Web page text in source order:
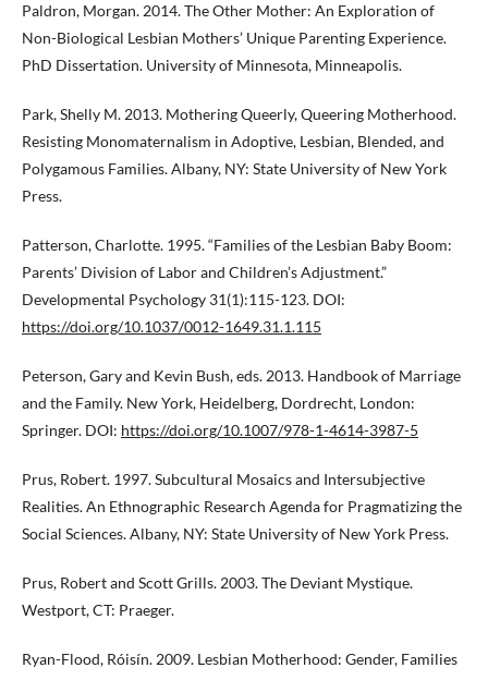
Paldron, Morgan. 2014. The Other Mother: An Exploration of
Non-Biological Lesbian Mothers’ Unique Parenting Experience.
PhD Dissertation. University of Minnesota, Minneapolis.
Park, Shelly M. 2013. Mothering Queerly, Queering Motherhood.
Resisting Monomaternalism in Adoptive, Lesbian, Blended, and
Polygamous Families. Albany, NY: State University of New York
Press.
Patterson, Charlotte. 1995. “Families of the Lesbian Baby Boom:
Parents’ Division of Labor and Children’s Adjustment.”
Developmental Psychology 31(1):115-123. DOI:
https://doi.org/10.1037/0012-1649.31.1.115
Peterson, Gary and Kevin Bush, eds. 2013. Handbook of Marriage
and the Family. New York, Heidelberg, Dordrecht, London:
Springer. DOI: https://doi.org/10.1007/978-1-4614-3987-5
Prus, Robert. 1997. Subcultural Mosaics and Intersubjective
Realities. An Ethnographic Research Agenda for Pragmatizing the
Social Sciences. Albany, NY: State University of New York Press.
Prus, Robert and Scott Grills. 2003. The Deviant Mystique.
Westport, CT: Praeger.
Ryan-Flood, Róisín. 2009. Lesbian Motherhood: Gender, Families